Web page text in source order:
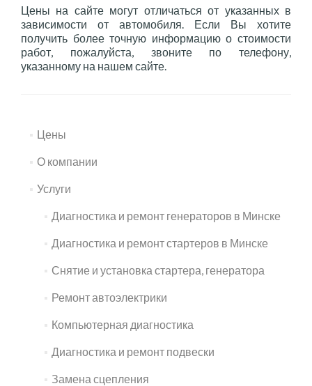
Цены на сайте могут отличаться от указанных в
зависимости от автомобиля. Если Вы хотите
получить более точную информацию о стоимости
работ, пожалуйста, звоните по телефону,
указанному на нашем сайте.
Цены
О компании
Услуги
Диагностика и ремонт генераторов в Минске
Диагностика и ремонт стартеров в Минске
Снятие и установка стартера, генератора
Ремонт автоэлектрики
Компьютерная диагностика
Диагностика и ремонт подвески
Замена сцепления